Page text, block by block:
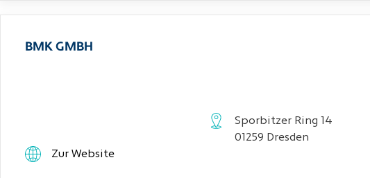
BMK GMBH
Sporbitzer Ring 14
01259 Dresden
Zur Website